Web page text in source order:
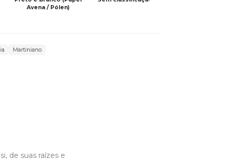
Avena / Pólen)
Martiniano
de suas raízes e